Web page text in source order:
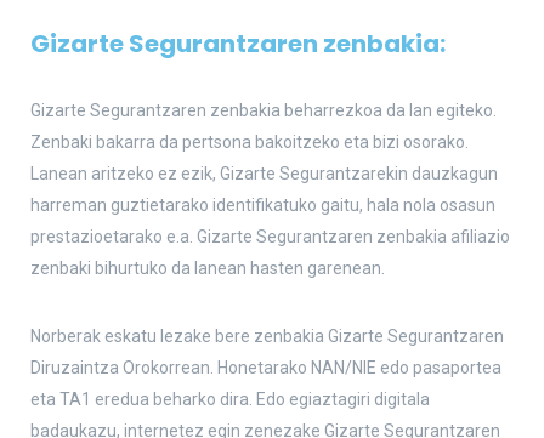
Gizarte Segurantzaren zenbakia:
Gizarte Segurantzaren zenbakia beharrezkoa da lan egiteko.
Zenbaki bakarra da pertsona bakoitzeko eta bizi osorako.
Lanean aritzeko ez ezik, Gizarte Segurantzarekin dauzkagun
harreman guztietarako identifikatuko gaitu, hala nola osasun
prestazioetarako e.a. Gizarte Segurantzaren zenbakia afiliazio
zenbaki bihurtuko da lanean hasten garenean.
Norberak eskatu lezake bere zenbakia Gizarte Segurantzaren
Diruzaintza Orokorrean. Honetarako NAN/NIE edo pasaportea
eta TA1 eredua beharko dira. Edo egiaztagiri digitala
badaukazu, internetez egin zenezake Gizarte Segurantzaren